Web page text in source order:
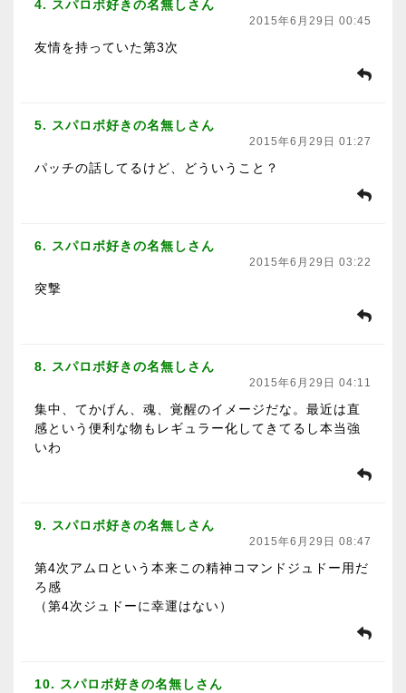
4. スパロボ好きの名無しさん
2015年6月29日 00:45
友情を持っていた第3次
5. スパロボ好きの名無しさん
2015年6月29日 01:27
パッチの話してるけど、どういうこと？
6. スパロボ好きの名無しさん
2015年6月29日 03:22
突撃
8. スパロボ好きの名無しさん
2015年6月29日 04:11
集中、てかげん、魂、覚醒のイメージだな。最近は直
感という便利な物もレギュラー化してきてるし本当強
いわ
9. スパロボ好きの名無しさん
2015年6月29日 08:47
第4次アムロという本来この精神コマンドジュドー用だ
ろ感
（第4次ジュドーに幸運はない）
10. スパロボ好きの名無しさん